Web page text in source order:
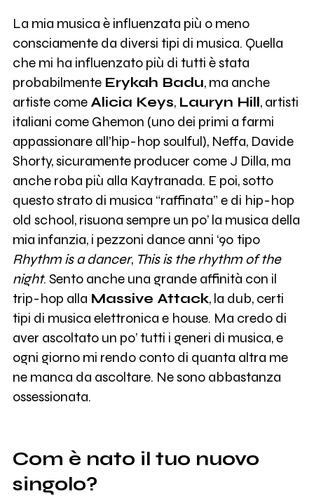
La mia musica è influenzata più o meno
consciamente da diversi tipi di musica. Quella
che mi ha influenzato più di tutti è stata
probabilmente Erykah Badu, ma anche
artiste come Alicia Keys, Lauryn Hill, artisti
italiani come Ghemon (uno dei primi a farmi
appassionare all’hip-hop soulful), Neffa, Davide
Shorty, sicuramente producer come J Dilla, ma
anche roba più alla Kaytranada. E poi, sotto
questo strato di musica “raffinata” e di hip-hop
old school, risuona sempre un po’ la musica della
mia infanzia, i pezzoni dance anni ‘90 tipo
Rhythm is a dancer, This is the rhythm of the
night. Sento anche una grande affinità con il
trip-hop alla Massive Attack, la dub, certi
tipi di musica elettronica e house. Ma credo di
aver ascoltato un po’ tutti i generi di musica, e
ogni giorno mi rendo conto di quanta altra me
ne manca da ascoltare. Ne sono abbastanza
ossessionata.
Com è nato il tuo nuovo
singolo?